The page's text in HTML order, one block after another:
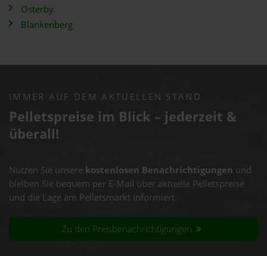
Osterby
Blankenberg
IMMER AUF DEM AKTUELLEN STAND
Pelletspreise im Blick – jederzeit &
überall!
Nutzen Sie unsere kostenlosen Benachrichtigungen und
bleiben Sie bequem per E-Mail über aktuelle Pelletspreise
und die Lage am Pelletsmarkt informiert.
Zu den Preisbenachrichtigungen